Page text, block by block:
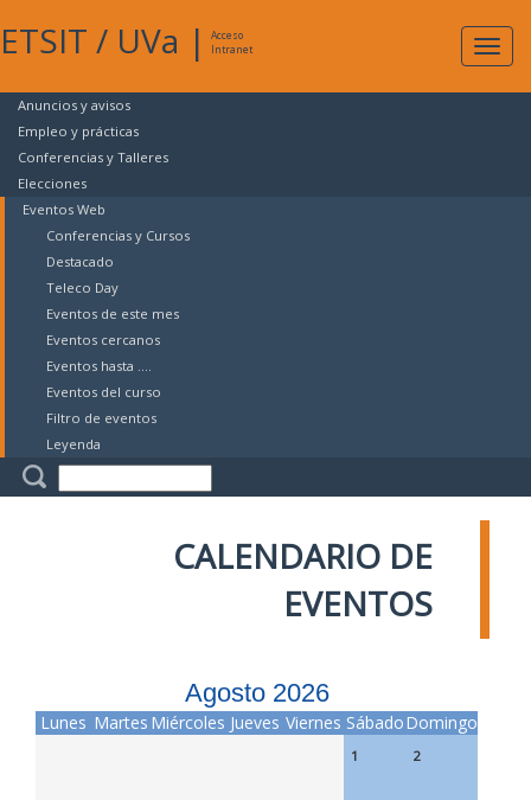
ETSIT / UVa |
Acceso
Intranet
Anuncios y avisos
Empleo y prácticas
Conferencias y Talleres
Elecciones
Eventos Web
Conferencias y Cursos
Destacado
Teleco Day
Eventos de este mes
Eventos cercanos
Eventos hasta ....
Eventos del curso
Filtro de eventos
Leyenda
CALENDARIO DE
EVENTOS
Agosto 2026
Lunes Martes Miércoles Jueves Viernes SábadoDomingo
1 2